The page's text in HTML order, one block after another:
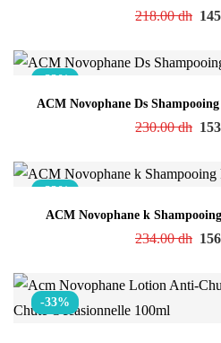
218.00dh
-33%
ACM Novophane Ds
230.00dh
-33%
ACM Novophane k
234.00dh
-33%